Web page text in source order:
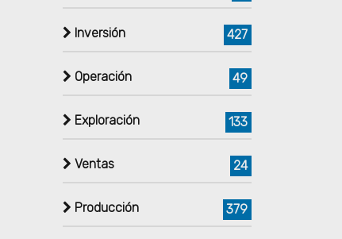
Inversión 427
Operación 49
Exploración 133
Ventas 24
Producción 379